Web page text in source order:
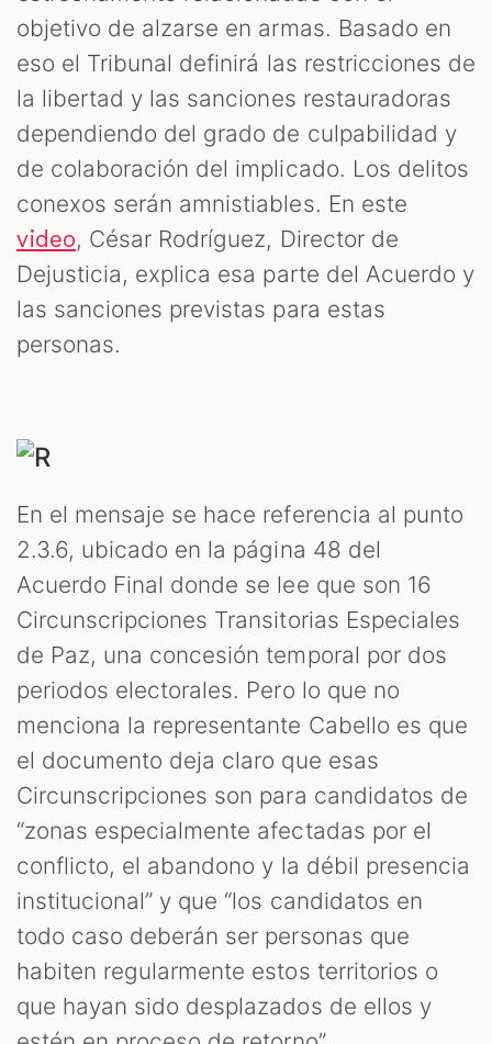
objetivo de alzarse en armas. Basado en
eso el Tribunal definirá las restricciones de
la libertad y las sanciones restauradoras
dependiendo del grado de culpabilidad y
de colaboración del implicado. Los delitos
conexos serán amnistiables. En este
video, César Rodríguez, Director de
Dejusticia, explica esa parte del Acuerdo y
las sanciones previstas para estas
personas.
En el mensaje se hace referencia al punto
2.3.6, ubicado en la página 48 del
Acuerdo Final donde se lee que son 16
Circunscripciones Transitorias Especiales
de Paz, una concesión temporal por dos
periodos electorales. Pero lo que no
menciona la representante Cabello es que
el documento deja claro que esas
Circunscripciones son para candidatos de
“zonas especialmente afectadas por el
conflicto, el abandono y la débil presencia
institucional” y que “los candidatos en
todo caso deberán ser personas que
habiten regularmente estos territorios o
que hayan sido desplazados de ellos y